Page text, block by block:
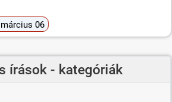
06
írások - kategóriák